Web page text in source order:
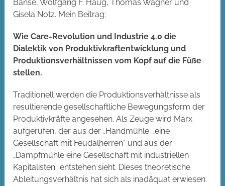
Banse, Wolfgang F. Haug, Thomas Wagner und
Gisela Notz. Mein Beitrag:
Wie Care-Revolution und Industrie 4.0 die
Dialektik von Produktivkraftentwicklung und
Produktionsverhältnissen vom Kopf auf die Füße
stellen.
Traditionell werden die Produktionsverhältnisse als
resultierende gesellschaftliche Bewegungsform der
Produktivkräfte angesehen. Als Zeuge wird Marx
aufgerufen, der aus der „Handmühle …eine
Gesellschaft mit Feudalherren“ und aus der
„Dampfmühle eine Gesellschaft mit industriellen
Kapitalisten“ entstehen sieht. Dieses theoretische
Ableitungsverhältnis hat sich als inadäquat erwiesen.